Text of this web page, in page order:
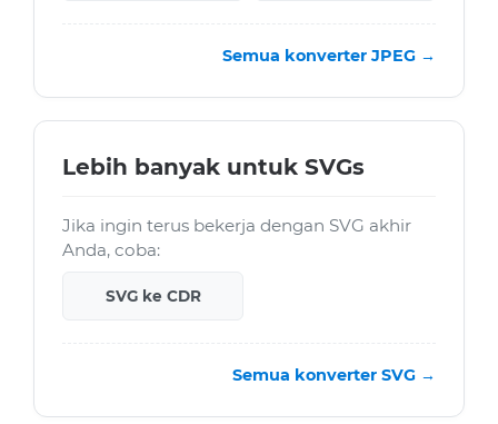
Semua konverter JPEG →
Lebih banyak untuk SVGs
Jika ingin terus bekerja dengan SVG akhir
Anda, coba:
SVG ke CDR
Semua konverter SVG →